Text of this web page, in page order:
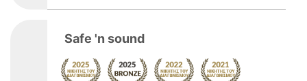
Safe 'n sound